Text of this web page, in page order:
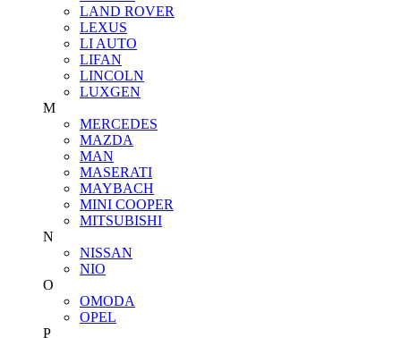
LAND ROVER
LEXUS
LI AUTO
LIFAN
LINCOLN
LUXGEN
M
MERCEDES
MAZDA
MAN
MASERATI
MAYBACH
MINI COOPER
MITSUBISHI
N
NISSAN
NIO
O
OMODA
OPEL
P